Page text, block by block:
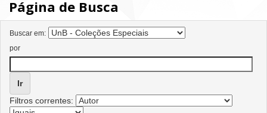
Página de Busca
Buscar em:
por
Filtros correntes: